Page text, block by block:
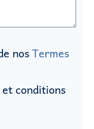
nosTermes
conditions